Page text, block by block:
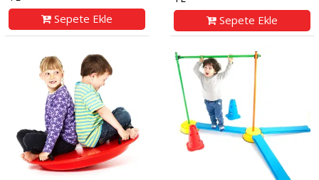
Sepete Ekle Sepete Ekle